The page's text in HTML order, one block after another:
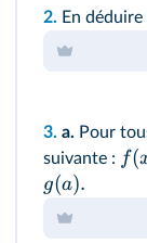
2. En
3. a. Pour
suivante : f(
g(a).